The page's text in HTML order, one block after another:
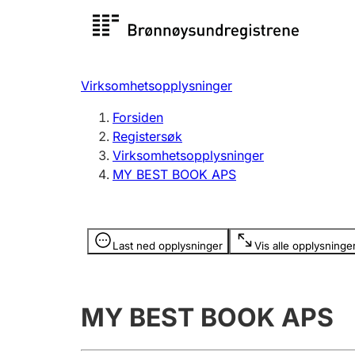
Registersøk
Registrere, endre, slette
Virksomhetsopplysninger
Forsiden
Registersøk
Virksomhetsopplysninger
MY BEST BOOK APS
Last ned opplysninger Vis alle
Opplysninger er skjult
MY BEST BOOK APS